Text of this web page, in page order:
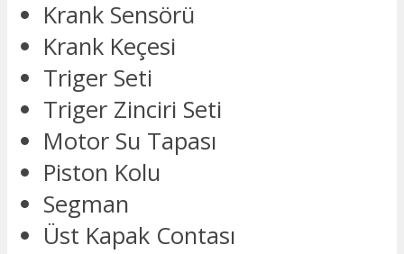
Krank Sensörü
Krank Keçesi
Triger Seti
Triger Zinciri Seti
Motor Su Tapası
Piston Kolu
Segman
Üst Kapak Contası